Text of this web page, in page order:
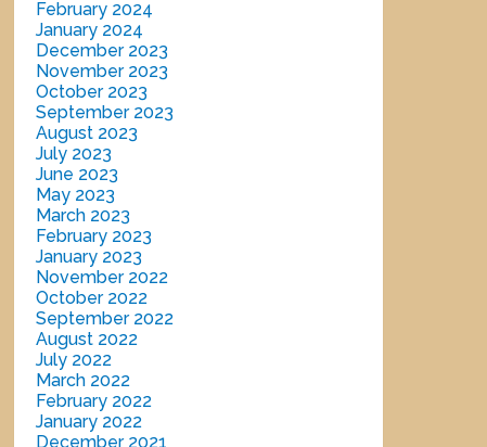
February 2024
January 2024
December 2023
November 2023
October 2023
September 2023
August 2023
July 2023
June 2023
May 2023
March 2023
February 2023
January 2023
November 2022
October 2022
September 2022
August 2022
July 2022
March 2022
February 2022
January 2022
December 2021